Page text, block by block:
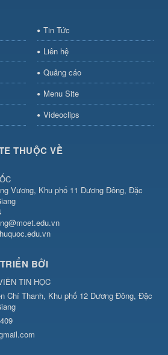
Tin Tức
Liên hệ
Quảng cáo
Menu Site
Videoclips
THUỘC VỀ
Vương, Khu phố 11 Dương Đông, Đặc
BỞI
TIN HỌC
Chí Thanh, Khu phố 12 Dương Đông, Đặc